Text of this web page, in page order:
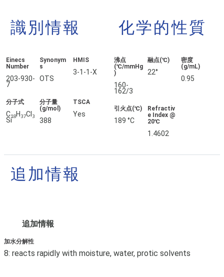
識別情報
Einecs
Number
203-930-
7
Synonym
s
OTS
HMIS
3-1-1-X
分子式
C18H 37Cl 3
Si
分子量
(g/mol)
388
TSCA
Yes
化学的性質
沸点
(℃/mmHg
)
160-
162/3
融点(℃)
22°
密度
(g/mL)
0.95
引火点(℃)
189 °C
Refractiv
e Index @
20℃
1.4602
追加情報
追加情報
加水分解性
8: reacts rapidly with moisture, water, protic solvents